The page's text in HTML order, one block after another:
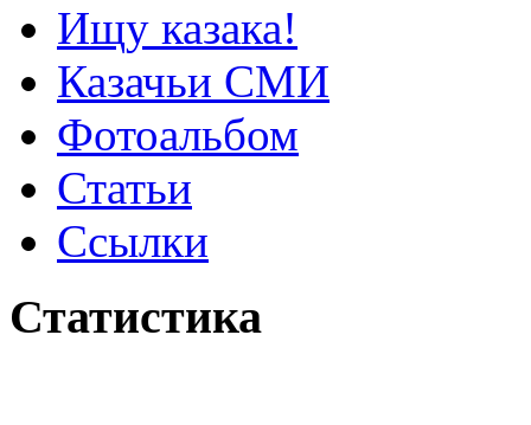
Ищу казака!
Казачьи СМИ
Фотоальбом
Статьи
Ссылки
Статистика